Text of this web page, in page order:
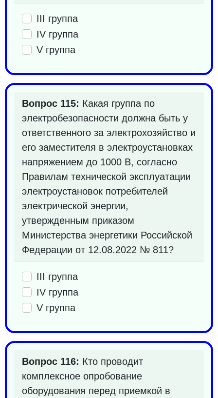
III группа
IV группа
V группа
Вопрос 115: Какая группа по
электробезопасности должна быть у
ответственного за электрохозяйство и
его заместителя в электроустановках
напряжением до 1000 В, согласно
Правилам технической эксплуатации
электроустановок потребителей
электрической энергии,
утвержденным приказом
Министерства энергетики Российской
Федерации от 12.08.2022 № 811?
III группа
IV группа
V группа
Вопрос 116: Кто проводит
комплексное опробование
оборудования перед приемкой в